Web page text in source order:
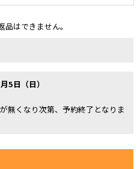
はできません。
5日（日）
無くなり次第、予約終了となりま